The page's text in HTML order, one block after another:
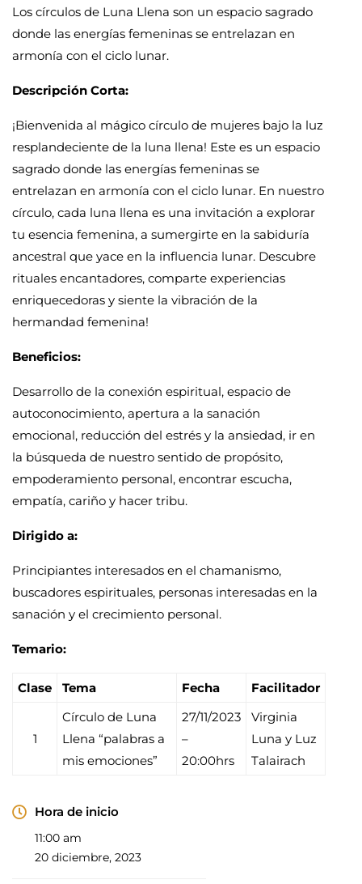
Los círculos de Luna Llena son un espacio sagrado
donde las energías femeninas se entrelazan en
armonía con el ciclo lunar.
Descripción Corta:
¡Bienvenida al mágico círculo de mujeres bajo la luz
resplandeciente de la luna llena! Este es un espacio
sagrado donde las energías femeninas se
entrelazan en armonía con el ciclo lunar. En nuestro
círculo, cada luna llena es una invitación a explorar
tu esencia femenina, a sumergirte en la sabiduría
ancestral que yace en la influencia lunar. Descubre
rituales encantadores, comparte experiencias
enriquecedoras y siente la vibración de la
hermandad femenina!
Beneficios:
Desarrollo de la conexión espiritual, espacio de
autoconocimiento, apertura a la sanación
emocional, reducción del estrés y la ansiedad, ir en
la búsqueda de nuestro sentido de propósito,
empoderamiento personal, encontrar escucha,
empatía, cariño y hacer tribu.
Dirigido a:
Principiantes interesados en el chamanismo,
buscadores espirituales, personas interesadas en la
sanación y el crecimiento personal.
Temario:
Clase Tema Fecha Facilitador
1
Círculo de Luna
Llena “palabras a
mis emociones”
27/11/2023
–
20:00hrs
Virginia
Luna y Luz
Talairach
Hora de inicio
11:00 am
20 diciembre, 2023